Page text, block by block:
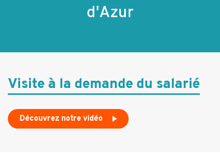
d'Azur
Visite à la demande du salarié
Découvrez notre vidéo